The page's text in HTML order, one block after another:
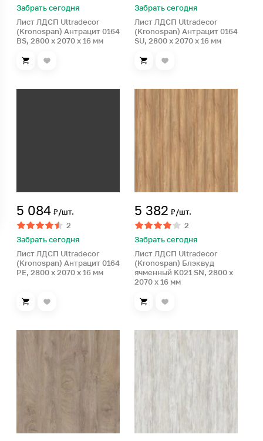
Забрать сегодня
Лист ЛДСП Ultradecor
(Kronospan) Антрацит 0164
BS, 2800 x 2070 x 16 мм
Забрать сегодня
Лист ЛДСП Ultradecor
(Kronospan) Антрацит 0164
SU, 2800 x 2070 x 16 мм
5 084 ₽/шт.
2
Забрать сегодня
Лист ЛДСП Ultradecor
(Kronospan) Антрацит 0164
PE, 2800 x 2070 x 16 мм
5 382 ₽/шт.
2
Забрать сегодня
Лист ЛДСП Ultradecor
(Kronospan) Блэквуд
ячменный K021 SN, 2800 x
2070 x 16 мм